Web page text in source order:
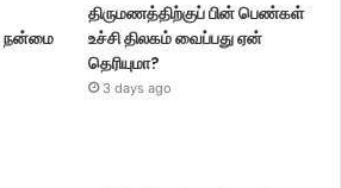
நன்மை
திருமணத்திற்குப் பின் பெண்கள்
உச்சி திலகம் வைப்பது ஏன்
தெரியுமா?
3 days ago